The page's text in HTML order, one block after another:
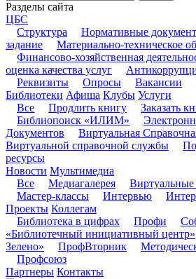
Разделы сайта
ЦБС
Структура
Нормативные
задание
Материально-техническое
Финансово-хозяйственная
оценка качества услуг
Реквизиты
Опросы
Вакансии
Библиотеки Афиша Клубы Услуги
Все
Продлить книгу Заказать
Библиопоиск «ИЛИМ»
Документов
Виртуальная
Виртуальной справочной службы
ресурсы
Новости Мультимедиа
Все
Медиагалерея Виртуальные
Мастер-классы
Интервью
Проекты Коллегам
Библиотека в цифрах
Профи
«Библиотечный инициативный центр»
Зелено»
ПрофВторник
Профсоюз
Партнеры Контакты